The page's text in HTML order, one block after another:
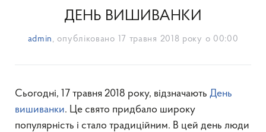
ДЕНЬ ВИШИВАНКИ
admin , опубліковано 17 травня 2018 року о 00:00
Сьогодні, 17 травня 2018 року, відзначають День
вишиванки. Це свято придбало широку
популярність і стало традиційним. В цей день люди